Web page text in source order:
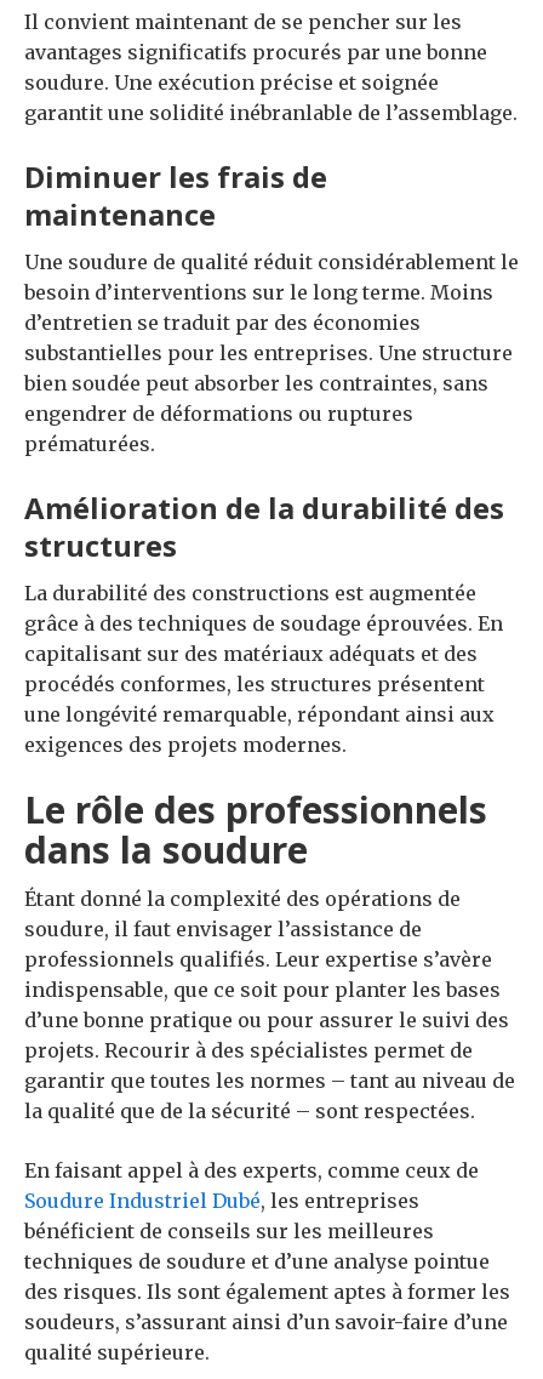
Il convient maintenant de se pencher sur les
avantages significatifs procurés par une bonne
soudure. Une exécution précise et soignée
garantit une solidité inébranlable de l’assemblage.
Diminuer les frais de
maintenance
Une soudure de qualité réduit considérablement le
besoin d’interventions sur le long terme. Moins
d’entretien se traduit par des économies
substantielles pour les entreprises. Une structure
bien soudée peut absorber les contraintes, sans
engendrer de déformations ou ruptures
prématurées.
Amélioration de la durabilité des
structures
La durabilité des constructions est augmentée
grâce à des techniques de soudage éprouvées. En
capitalisant sur des matériaux adéquats et des
procédés conformes, les structures présentent
une longévité remarquable, répondant ainsi aux
exigences des projets modernes.
Le rôle des professionnels
dans la soudure
Étant donné la complexité des opérations de
soudure, il faut envisager l’assistance de
professionnels qualifiés. Leur expertise s’avère
indispensable, que ce soit pour planter les bases
d’une bonne pratique ou pour assurer le suivi des
projets. Recourir à des spécialistes permet de
garantir que toutes les normes – tant au niveau de
la qualité que de la sécurité – sont respectées.
En faisant appel à des experts, comme ceux de
Soudure Industriel Dubé, les entreprises
bénéficient de conseils sur les meilleures
techniques de soudure et d’une analyse pointue
des risques. Ils sont également aptes à former les
soudeurs, s’assurant ainsi d’un savoir-faire d’une
qualité supérieure.